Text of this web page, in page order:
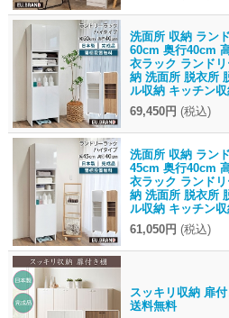
洗面所 収納 ラン
60cm 奥行40cm
衣ラック ランド
納 洗面所 脱衣所
ル収納 キッチン
69,450円 (税込)
洗面所 収納 ラン
45cm 奥行40cm
衣ラック ランド
納 洗面所 脱衣所
ル収納 キッチン
61,050円 (税込)
スッキリ収納 扉
送料無料